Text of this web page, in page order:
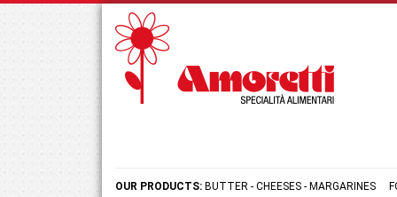
OUR PRODUCTS: BUTTER - CHEESES - MARGARINES